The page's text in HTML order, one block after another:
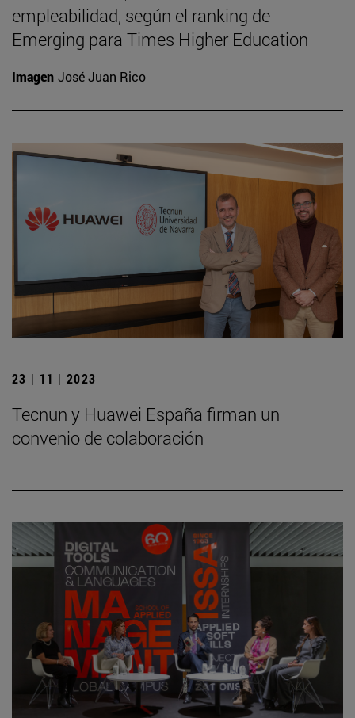
empleabilidad, según el ranking de
Emerging para Times Higher Education
Imagen José Juan Rico
23 | 11 | 2023
Tecnun y Huawei España firman un
convenio de colaboración